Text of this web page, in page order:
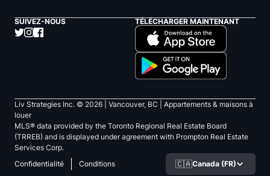
SUIVEZ-NOUS TÉLÉCHARGER MAINTENANT
Liv Strategies Inc. © 2026 | Vancouver, BC |
Appartements & maisons à
louer
MLS® data provided by the Toronto Regional Real Estate Board
(TRREB) and is displayed under agreement with Prompton Real Estate
Services Corp.
Confidentialité
Conditions 🇨🇦Canada (FR)